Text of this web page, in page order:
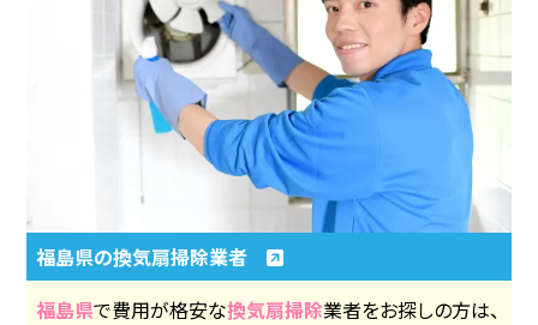
福島県の換気扇掃除業者
福島県で費用が格安な換気扇掃除業者をお探しの方は、